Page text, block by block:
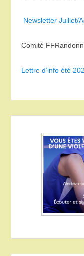
Newsletter Juillet/
Comité
Lettre d’info été